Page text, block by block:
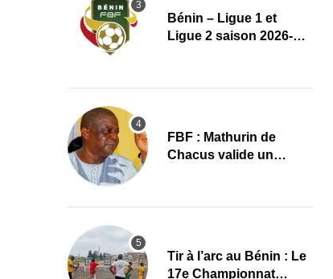
Bénin – Ligue 1 et
Ligue 2 saison 2026-
réformes
FBF : Mathurin de
Chacus valide un
Tir à l’arc au Bénin : Le
17e Championnat